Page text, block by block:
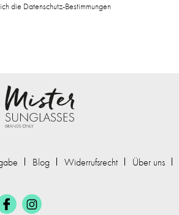
die Datenschutz-Bestimmungen
Blog Widerrufsrecht Über uns